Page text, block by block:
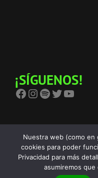
¡SÍGUENOS!
Facebook Instagram Spotify Twitter YouTube
Copyright © 2026 The
Nuestra web (como en
cookies para poder
Privacidad para más
asumiremos